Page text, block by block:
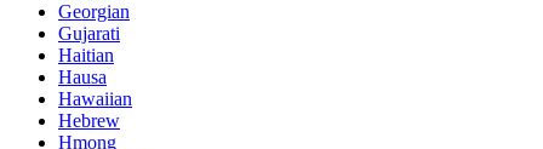
Georgian
Gujarati
Haitian
Hausa
Hawaiian
Hebrew
Hmong